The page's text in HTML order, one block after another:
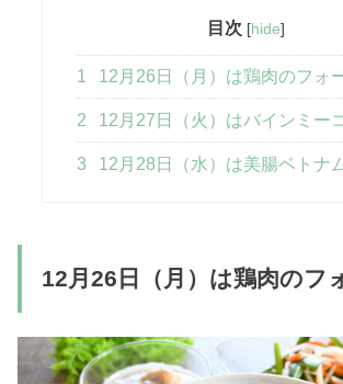
目次 [hide]
1 12月26日（月）は鶏肉のフォ
2 12月27日（火）はバインミー
3 12月28日（水）は美腸ベトナ
12月26日（月）は鶏肉のフ